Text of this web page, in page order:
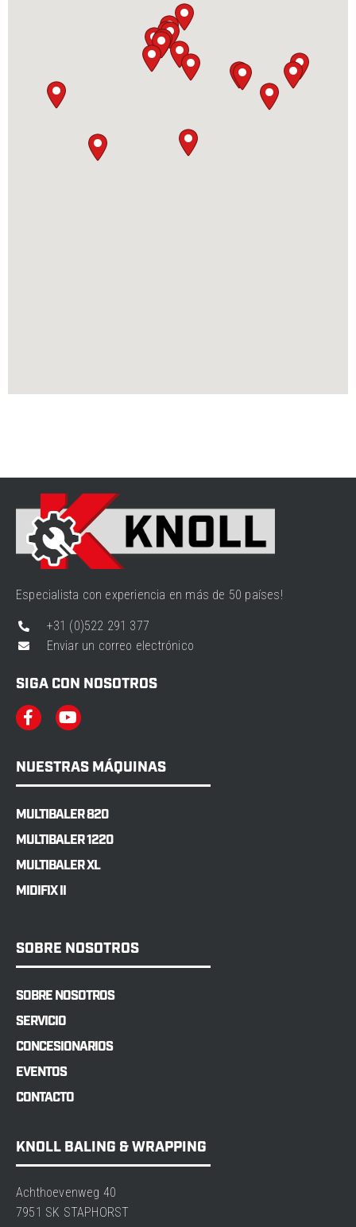
Especialista con experiencia en más de 50 países!
+31 (0)522 291 377
Enviar un correo electrónico
SIGA CON NOSOTROS
NUESTRAS MÁQUINAS
MULTIBALER 820
MULTIBALER 1220
MULTIBALER XL
MIDIFIX II
SOBRE NOSOTROS
SOBRE NOSOTROS
SERVICIO
CONCESIONARIOS
EVENTOS
CONTACTO
KNOLL BALING & WRAPPING
Achthoevenweg 40
7951 SK STAPHORST